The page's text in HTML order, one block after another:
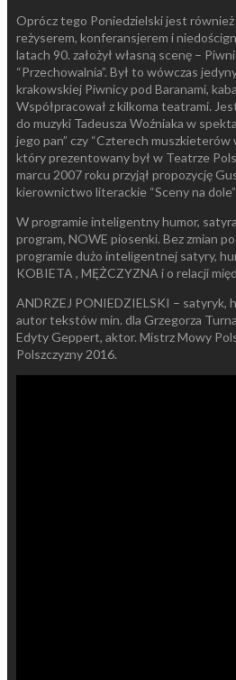
Oprócz tego Poniedzielski jest
reżyserem, konferansjerem i
latach 90. założył własną scenę –
“Przechowalnia”. Był to wówczas
krakowskiej Piwnicy pod Baranami,
Współpracował z kilkoma teatrami.
do muzyki Tadeusza Woźniaka w
jego pan” czy “Czterech muszkieterów
który prezentowany był w Teatrze
marcu 2007 roku przyjął propozycję
kierownictwo literackie “Sceny na
W programie inteligentny humor,
program, NOWE piosenki. Bez zmian
programie dużo inteligentnej satyry,
KOBIETA , MĘŻCZYZNA i o relacji
ANDRZEJ PONIEDZIELSKI – satyryk,
autor tekstów min. dla Grzegorza
Edyty Geppert, aktor. Mistrz Mowy
Polszczyzny 2016.